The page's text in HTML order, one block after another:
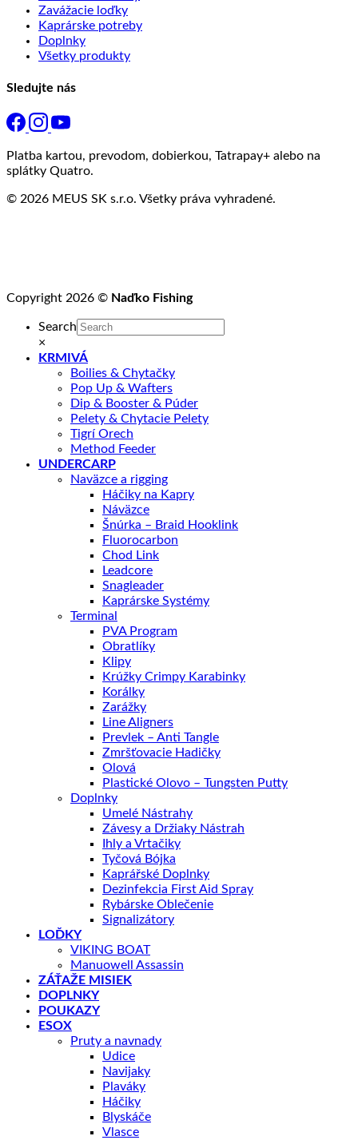
Zavážacie loďky
Kaprárske potreby
Doplnky
Všetky produkty
Sledujte nás
Platba kartou, prevodom, dobierkou, Tatrapay+ alebo na
splátky Quatro.
© 2026 MEUS SK s.r.o. Všetky práva vyhradené.
Copyright 2026 © Naďko Fishing
Search
×
KRMIVÁ
Boilies & Chytačky
Pop Up & Wafters
Dip & Booster & Púder
Pelety & Chytacie Pelety
Tigrí Orech
Method Feeder
UNDERCARP
Naväzce a rigging
Háčiky na Kapry
Náväzce
Šnúrka – Braid Hooklink
Fluorocarbon
Chod Link
Leadcore
Snagleader
Kaprárske Systémy
Terminal
PVA Program
Obratlíky
Klipy
Krúžky Crimpy Karabinky
Korálky
Zarážky
Line Aligners
Prevlek – Anti Tangle
Zmršťovacie Hadičky
Olová
Plastické Olovo – Tungsten Putty
Doplnky
Umelé Nástrahy
Závesy a Držiaky Nástrah
Ihly a Vrtačiky
Tyčová Bójka
Kaprářské Doplnky
Dezinfekcia First Aid Spray
Rybárske Oblečenie
Signalizátory
LOĎKY
VIKING BOAT
Manuowell Assassin
ZÁŤAŽE MISIEK
DOPLNKY
POUKAZY
ESOX
Pruty a navnady
Udice
Navijaky
Plaváky
Háčiky
Blyskáče
Vlasce